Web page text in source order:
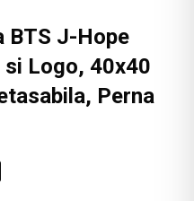
BTS J-Hope
Logo, 40x40
Perna